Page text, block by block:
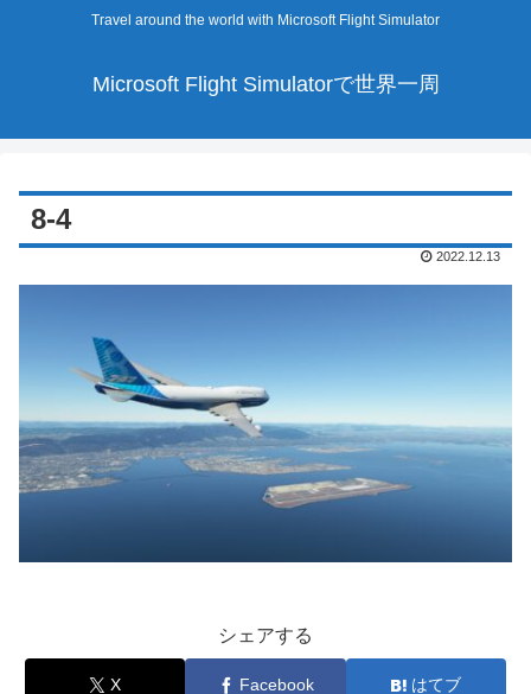
Travel around the world with Microsoft Flight Simulator
Microsoft Flight Simulatorで世界一周
8-4
2022.12.13
シェアする
X Facebook はてブ